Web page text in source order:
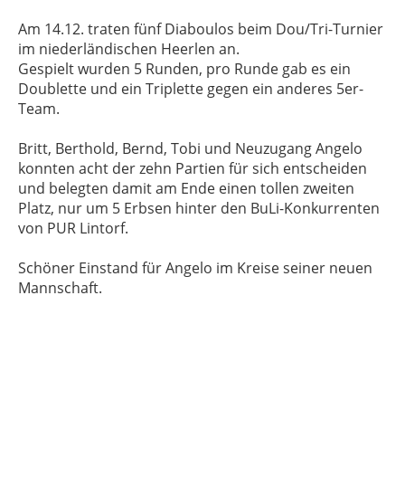
Am 14.12. traten fünf Diaboulos beim Dou/Tri-Turnier
im niederländischen Heerlen an.
Gespielt wurden 5 Runden, pro Runde gab es ein
Doublette und ein Triplette gegen ein anderes 5er-
Team.
Britt, Berthold, Bernd, Tobi und Neuzugang Angelo
konnten acht der zehn Partien für sich entscheiden
und belegten damit am Ende einen tollen zweiten
Platz, nur um 5 Erbsen hinter den BuLi-Konkurrenten
von PUR Lintorf.
Schöner Einstand für Angelo im Kreise seiner neuen
Mannschaft.